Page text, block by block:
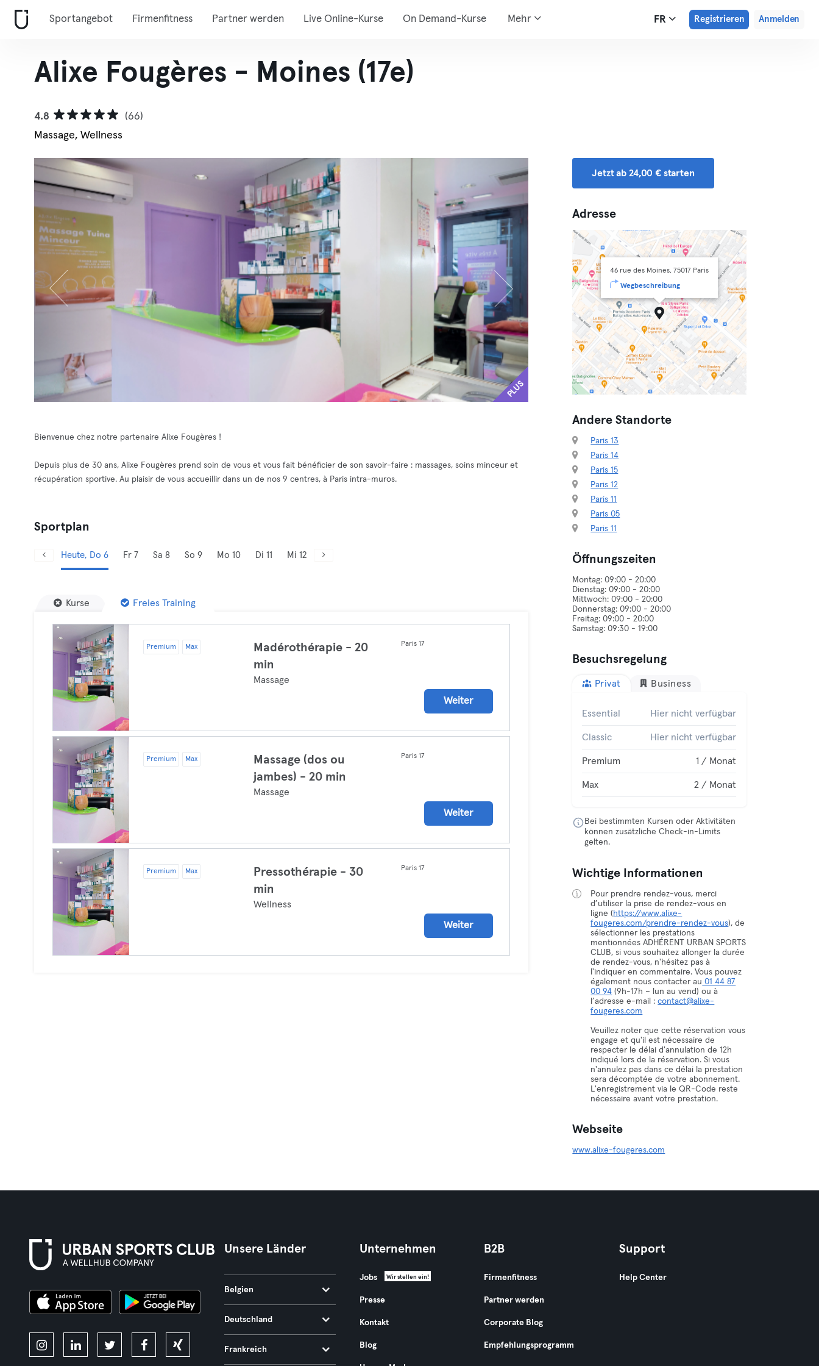
Sportangebot Firmenfitness Partner werden Live Online-Kurse On Demand-Kurse Mehr FR Registrieren Anmelden
Alixe Fougères - Moines (17e)
4.8
(66)
Massage, Wellness
PLUS
Bienvenue chez notre partenaire Alixe Fougères !
Depuis plus de 30 ans, Alixe Fougères prend soin de vous et vous fait bénéficier de son savoir-faire : massages, soins minceur et
récupération sportive. Au plaisir de vous accueillir dans un de nos 9 centres, à Paris intra-muros.
Sportplan
Heute, Do 6 Fr 7 Sa 8 So 9 Mo 10 Di 11 Mi 12
Kurse Freies Training
Premium Max
Madérothérapie - 20
min
Massage
Paris 17
Weiter
Premium Max
Massage (dos ou
jambes) - 20 min
Massage
Paris 17
Weiter
Premium Max
Pressothérapie - 30
min
Wellness
Paris 17
Weiter
Jetzt ab 24,00 € starten
Adresse
46 rue des Moines, 75017 Paris
Wegbeschreibung
Andere Standorte
Paris 13
Paris 14
Paris 15
Paris 12
Paris 11
Paris 05
Paris 11
Öffnungszeiten
Montag: 09:00 - 20:00
Dienstag: 09:00 - 20:00
Mittwoch: 09:00 - 20:00
Donnerstag: 09:00 - 20:00
Freitag: 09:00 - 20:00
Besuchsregelung
Privat Business
Essential Hier nicht verfügbar
Classic Hier nicht verfügbar
Premium 1 / Monat
Max 2 / Monat
Bei bestimmten Kursen oder Aktivitäten
können zusätzliche Check-in-Limits
gelten.
Wichtige Informationen
Pour prendre rendez-vous, merci
d’utiliser la prise de rendez-vous en
ligne ( https://www.alixe-
fougeres.com/prendre-rendez-vous), de
sélectionner les prestations
mentionnées ADHÉRENT URBAN SPORTS
CLUB, si vous souhaitez allonger la durée
de rendez-vous, n'hésitez pas à
l'indiquer en commentaire. Vous pouvez
également nous contacter au 01 44 87
00 94 (9h-17h – lun au vend) ou à
l’adresse e-mail :contact@alixe-
fougeres.com
Veuillez noter que cette réservation vous
engage et qu'il est nécessaire de
respecter le délai d'annulation de 12h
indiqué lors de la réservation. Si vous
n'annulez pas dans ce délai la prestation
sera décomptée de votre abonnement.
L'enregistrement via le QR-Code reste
nécessaire avant votre prestation.
Webseite
www.alixe-fougeres.com
Unsere Länder
Belgien
Deutschland
Frankreich
Unternehmen
Jobs Wir stellen ein!
Presse
Kontakt
Blog
B2B
Firmenfitness
Partner werden
Corporate Blog
Empfehlungsprogramm
Support
Help Center